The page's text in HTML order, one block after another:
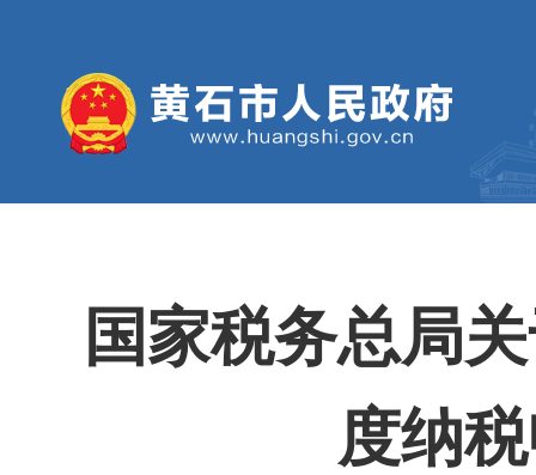
国家税务总局
度纳